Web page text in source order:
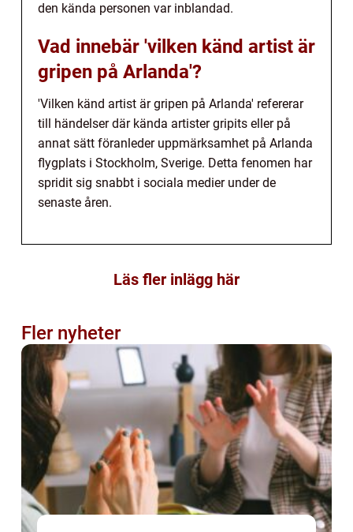
den kända personen var inblandad.
Vad innebär 'vilken känd artist är
gripen på Arlanda'?
'Vilken känd artist är gripen på Arlanda' refererar
till händelser där kända artister gripits eller på
annat sätt föranleder uppmärksamhet på Arlanda
flygplats i Stockholm, Sverige. Detta fenomen har
spridit sig snabbt i sociala medier under de
senaste åren.
Läs fler inlägg här
Fler nyheter